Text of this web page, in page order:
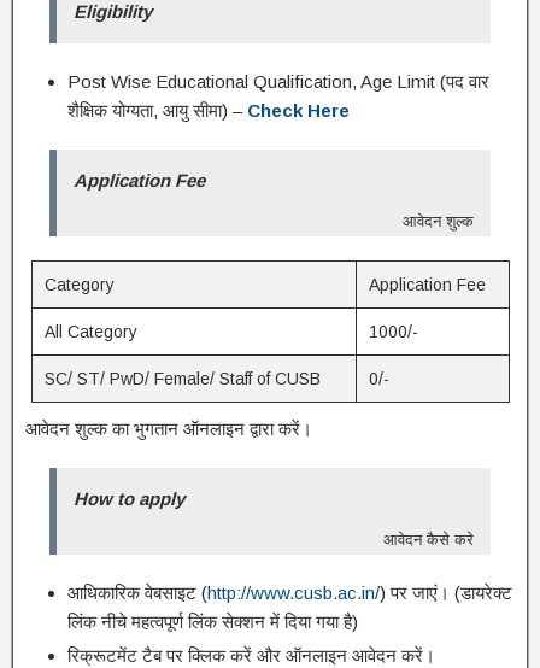
Eligibility
Post Wise Educational Qualification, Age Limit (पद वार
शैक्षिक योग्यता, आयु सीमा) – Check Here
Application Fee
आवेदन शुल्क
Category Application Fee
All Category 1000/-
SC/ ST/ PwD/ Female/ Staff of CUSB 0/-
आवेदन शुल्क का भुगतान ऑनलाइन द्वारा करें।
How to apply
आवेदन कैसे करे
आधिकारिक वेबसाइट (http://www.cusb.ac.in/) पर जाएं। (डायरेक्ट
लिंक नीचे महत्वपूर्ण लिंक सेक्शन में दिया गया है)
रिक्रूटमेंट टैब पर क्लिक करें और ऑनलाइन आवेदन करें।